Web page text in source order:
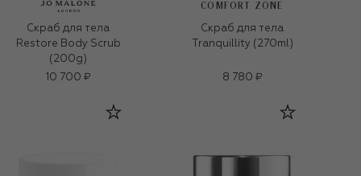
Скраб для тела
Restore Body Scrub
(200g)
10 700 ₽
COMFORT ZONE
Скраб для тела
Tranquillity (270ml)
8 780 ₽